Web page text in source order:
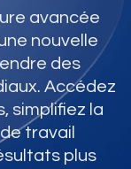
avancée
nouvelle
des
Accédez
simplifiez la
travail
plus